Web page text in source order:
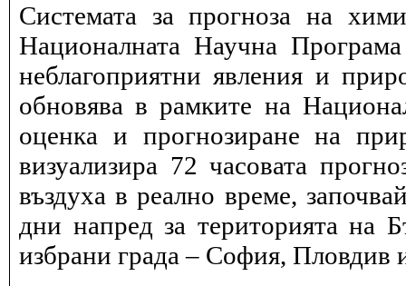
Системата за прогноза на
Националната Научна
неблагоприятни явления и
обновява в рамките на
оценка и прогнозиране на
визуализира 72 часовата
въздуха в реално време,
дни напред за територията на
избрани града – София, Пловдив